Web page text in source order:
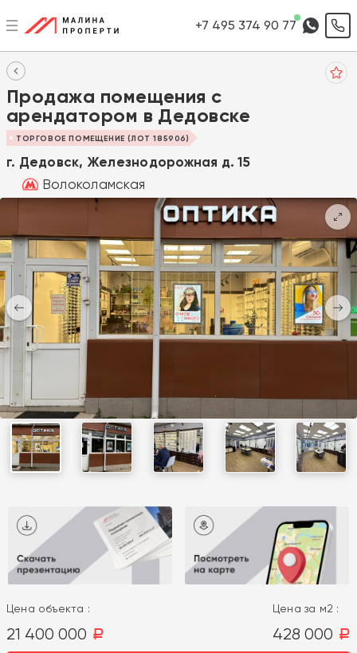
+7 495 374 90 77
Продажа помещения с
арендатором в Дедовске
ТОРГОВОЕ ПОМЕЩЕНИЕ (ЛОТ 185906)
г. Дедовск, Железнодорожная д. 15
Волоколамская
Цена объекта :
21 400 000 a
Цена за м2 :
428 000 a